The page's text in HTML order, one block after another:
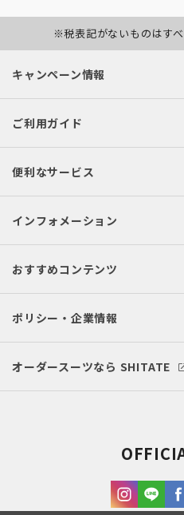
※税表記がないものはす
キャンペーン情報
ご利用ガイド
便利なサービス
インフォメーション
おすすめコンテンツ
ポリシー・企業情報
オーダースーツなら SHITATE